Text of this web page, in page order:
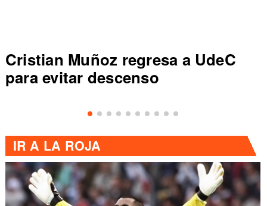
Cristian Muñoz regresa a UdeC
para evitar descenso
IR A LA ROJA